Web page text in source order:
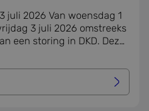
woensdag 1
3 juli 2026 omstreeks
een storing in DKD. Deze
voor DKD-Inlezen.